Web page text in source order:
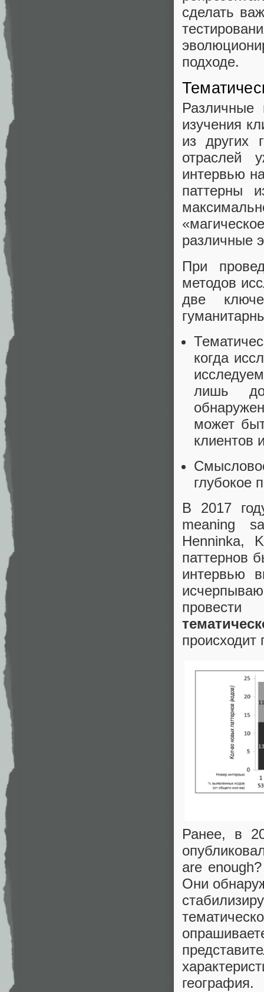
сделать
подходе.
Различные
изучения
из других
отраслей
интервью
паттерны
различные
При
методов
две
когда
лишь
может
клиентов
глубокое
В 2017
meaning
Henninka,
паттернов
интервью
происходит
Ранее, в
are
Они
география.